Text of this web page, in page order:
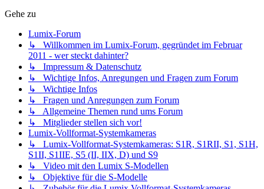
Gehe zu
Lumix-Forum
↳ Willkommen im Lumix-Forum, gegründet im Februar
2011 - wer steckt dahinter?
↳ Impressum & Datenschutz
↳ Wichtige Infos, Anregungen und Fragen zum Forum
↳ Wichtige Infos
↳ Fragen und Anregungen zum Forum
↳ Allgemeine Themen rund ums Forum
↳ Mitglieder stellen sich vor!
Lumix-Vollformat-Systemkameras
↳ Lumix-Vollformat-Systemkameras: S1R, S1RII, S1, S1H,
S1II, S1IIE, S5 (II, IIX, D) und S9
↳ Video mit den Lumix S-Modellen
↳ Objektive für die S-Modelle